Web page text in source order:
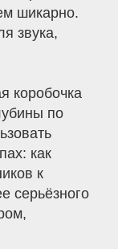
шикарно.
звука,
коробочка
по
как
к
серьёзного